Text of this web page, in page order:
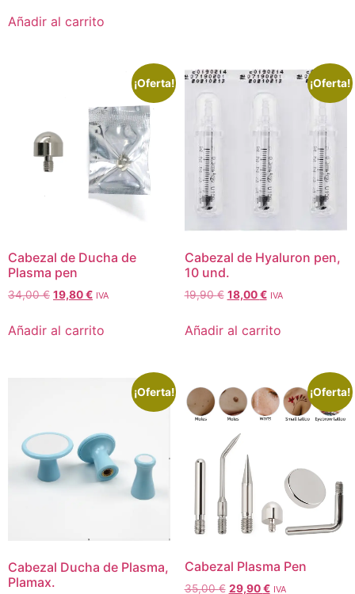
Añadir al carrito
¡Oferta!
Cabezal de Ducha de
Plasma pen
34,00€ 19,80€ IVA
Añadir al carrito
¡Oferta!
Cabezal de Hyaluron pen,
10 und.
19,90€ 18,00€ IVA
Añadir al carrito
¡Oferta!
Cabezal Ducha de Plasma,
Plamax.
¡Oferta!
Cabezal Plasma Pen
35,00€ 29,90€ IVA